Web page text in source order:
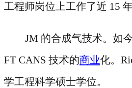
工程师岗位上工作了近 15
JM 的合成气技术。如
FT CANS 技术的商业化。
学工程科学硕士学位。